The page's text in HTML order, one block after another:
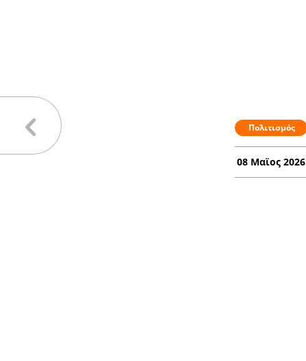
Πολιτισμός
08 Μαϊος 2026